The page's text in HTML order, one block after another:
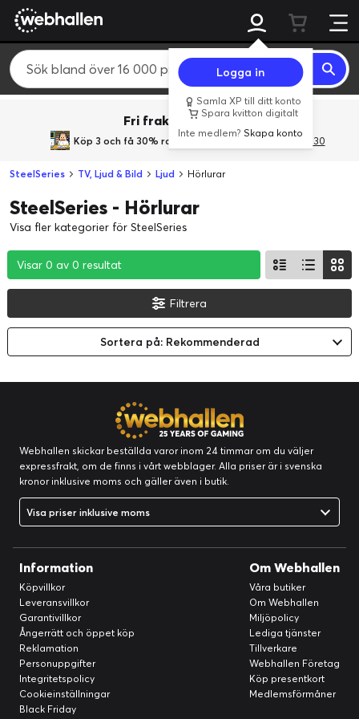
Logga in
Samla XP till ditt konto
Spara kvitton digitalt
Inte medlem?Skapa konto
Fri frakt över 800 kr.
Köp 3 och få 30% rabatt med rabattkoden 3Gives30
SteelSeries TV, Ljud & Bild Ljud Hörlurar
SteelSeries - Hörlurar
Visa fler kategorier för SteelSeries
Visar 0 av 0 resultat
Visar 0 av 0 resultat
Visar 0 av 0 resultat
Filtrera
Sortera på: Rekommenderad
Webhallen skickar beställda varor inom 24 timmar om du väljer
expressfrakt, om de finns i vårt webblager. Alla priser är i svenska
kronor inklusive moms och gäller även i butik.
Visa priser inklusive moms
Information
Köpvillkor
Leveransvillkor
Garantivillkor
Ångerrätt och öppet köp
Reklamation
Personuppgifter
Integritetspolicy
Cookieinställningar
Black Friday
Om Webhallen
Våra butiker
Om Webhallen
Miljöpolicy
Lediga tjänster
Tillverkare
Webhallen Företag
Köp presentkort
Medlemsförmåner